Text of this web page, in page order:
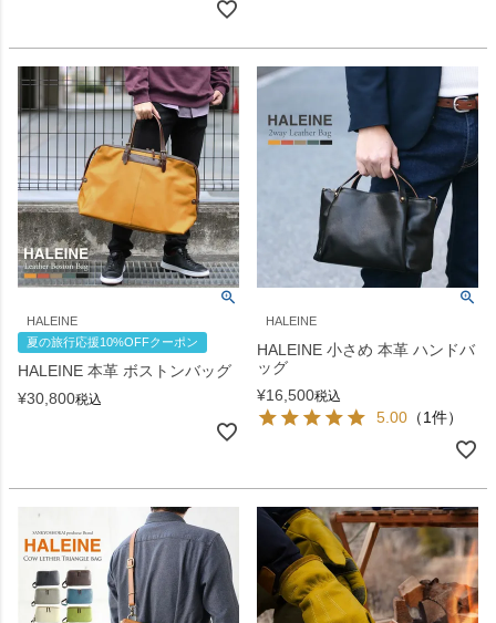
HALEINE
夏の旅行応援10%OFFクーポン
HALEINE 本革 ボストンバッグ
¥30,800税込
HALEINE
HALEINE 小さめ 本革 ハンドバ
ッグ
¥16,500税込
5.00 （1件）